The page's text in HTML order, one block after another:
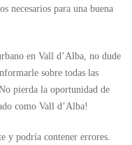
necesarios para una buena
en Vall d’Alba, no dude
sobre todas las
pierda la oportunidad de
como Vall d’Alba!
y podría contener errores.